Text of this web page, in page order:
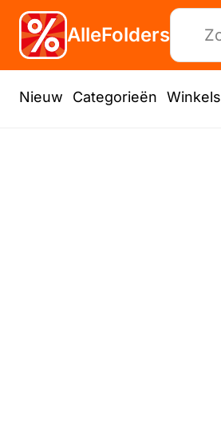
AlleFolders
Nieuw Categorieën Winkels